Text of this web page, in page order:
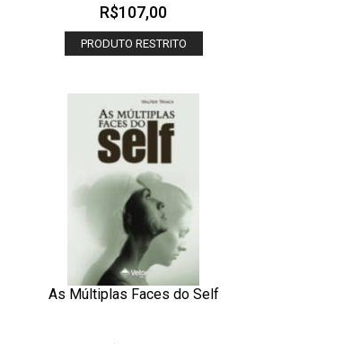
R$107,00
PRODUTO RESTRITO
ADICIONAR AOS MEUS DESEJOS
As Múltiplas Faces do Self